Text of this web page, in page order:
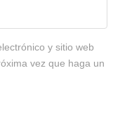
y sitio web
vez que haga un